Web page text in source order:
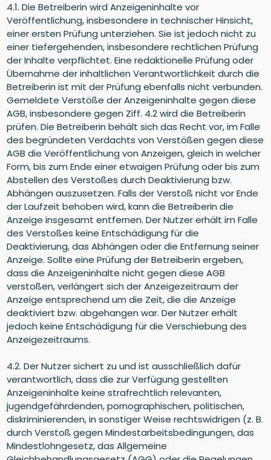
4.1. Die Betreiberin wird Anzeigeninhalte vor
Veröffentlichung, insbesondere in technischer Hinsicht,
einer ersten Prüfung unterziehen. Sie ist jedoch nicht zu
einer tiefergehenden, insbesondere rechtlichen Prüfung
der Inhalte verpflichtet. Eine redaktionelle Prüfung oder
Übernahme der inhaltlichen Verantwortlichkeit durch die
Betreiberin ist mit der Prüfung ebenfalls nicht verbunden.
Gemeldete Verstöße der Anzeigeninhalte gegen diese
AGB, insbesondere gegen Ziff. 4.2 wird die Betreiberin
prüfen. Die Betreiberin behält sich das Recht vor, im Falle
des begründeten Verdachts von Verstößen gegen diese
AGB die Veröffentlichung von Anzeigen, gleich in welcher
Form, bis zum Ende einer etwaigen Prüfung oder bis zum
Abstellen des Verstoßes durch Deaktivierung bzw.
Abhängen auszusetzen. Falls der Verstoß nicht vor Ende
der Laufzeit behoben wird, kann die Betreiberin die
Anzeige insgesamt entfernen. Der Nutzer erhält im Falle
des Verstoßes keine Entschädigung für die
Deaktivierung, das Abhängen oder die Entfernung seiner
Anzeige. Sollte eine Prüfung der Betreiberin ergeben,
dass die Anzeigeninhalte nicht gegen diese AGB
verstoßen, verlängert sich der Anzeigezeitraum der
Anzeige entsprechend um die Zeit, die die Anzeige
deaktiviert bzw. abgehangen war. Der Nutzer erhält
jedoch keine Entschädigung für die Verschiebung des
Anzeigezeitraums.
4.2. Der Nutzer sichert zu und ist ausschließlich dafür
verantwortlich, dass die zur Verfügung gestellten
Anzeigeninhalte keine strafrechtlich relevanten,
jugendgefährdenden, pornographischen, politischen,
diskriminierenden, in sonstiger Weise rechtswidrigen (z. B.
durch Verstoß gegen Mindestarbeitsbedingungen, das
Mindestlohngesetz, das Allgemeine